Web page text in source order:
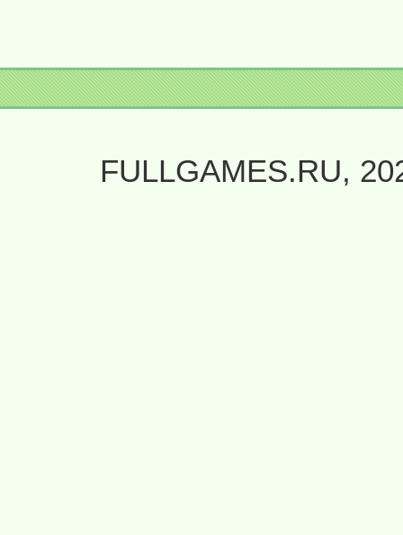
FULLGAMES.RU,